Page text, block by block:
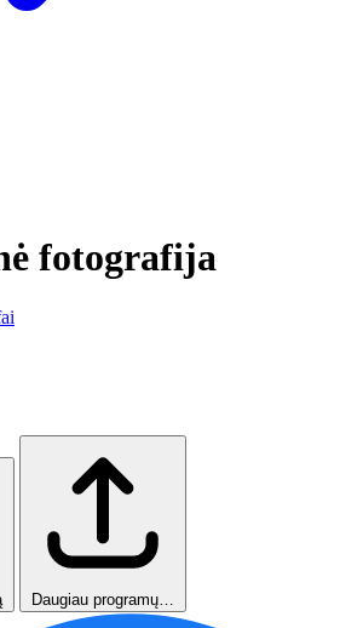
fotografija
Daugiau programų…